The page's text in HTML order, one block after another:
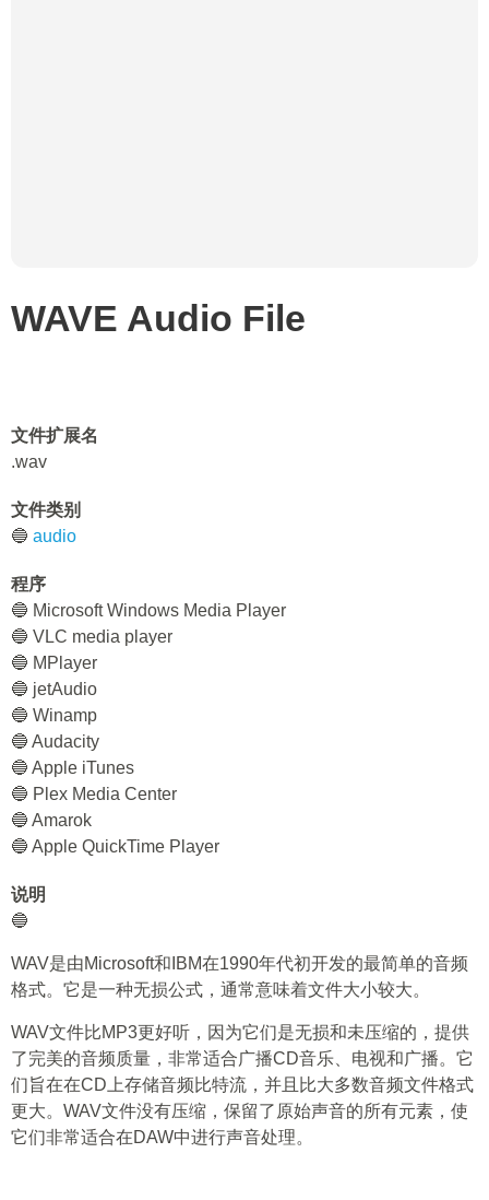
WAVE Audio File
文件扩展名
.wav
文件类别
🔵 audio
程序
🔵 Microsoft Windows Media Player
🔵 VLC media player
🔵 MPlayer
🔵 jetAudio
🔵 Winamp
🔵 Audacity
🔵 Apple iTunes
🔵 Plex Media Center
🔵 Amarok
🔵 Apple QuickTime Player
说明
🔵
WAV是由Microsoft和IBM在1990年代初开发的最简单的音频
格式。它是一种无损公式，通常意味着文件大小较大。
WAV文件比MP3更好听，因为它们是无损和未压缩的，提供
了完美的音频质量，非常适合广播CD音乐、电视和广播。它
们旨在在CD上存储音频比特流，并且比大多数音频文件格式
更大。WAV文件没有压缩，保留了原始声音的所有元素，使
它们非常适合在DAW中进行声音处理。